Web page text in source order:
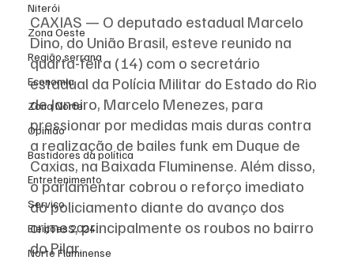
Niterói
Zona Oeste
Região serrana
Economia
Zona Norte
Opinião
Bastidores da política
Entretenimento
Serviço
Eleições 2024
Norte Fluminense
CAXIAS — O deputado estadual Marcelo
Dino, do União Brasil, esteve reunido na
quarta-feira (14) com o secretário
estadual da Polícia Militar do Estado do Rio
de Janeiro, Marcelo Menezes, para
pressionar por medidas mais duras contra
a realização de bailes funk em Duque de
Caxias, na Baixada Fluminense. Além disso,
o parlamentar cobrou o reforço imediato
do policiamento diante do avanço dos
crimes, principalmente os roubos no bairro
do Pilar.